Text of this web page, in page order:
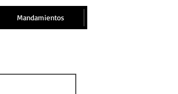
Mandamientos